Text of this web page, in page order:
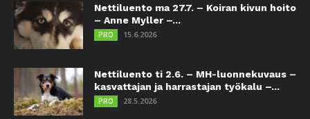
Nettiluento ma 27.7. – Koiran kivun hoito
– Anne Myller –...
PRO 15.6.2026
Nettiluento ti 2.6. – MH-luonnekuvaus –
kasvattajan ja harrastajan työkalu –...
PRO 28.5.2026